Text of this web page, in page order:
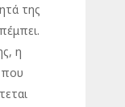
της
η